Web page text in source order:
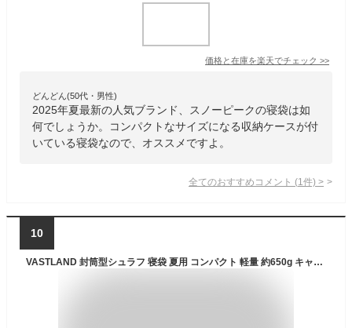
価格と在庫を楽天でチェック >>
どんどん(50代・男性)
2025年夏最新の人気ブランド、スノーピークの寝袋は如
何でしょうか。コンパクトなサイズになる収納ケースが付
いている寝袋なので、オススメですよ。
全てのおすすめコメント (1 件) >
10
VASTLAND 封筒型シュラフ 寝袋 夏用 コンパクト 軽量 約650g キャンプ 洗える